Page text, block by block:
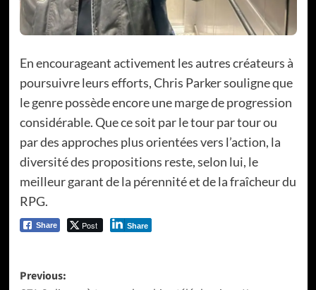
En encourageant activement les autres créateurs à
poursuivre leurs efforts, Chris Parker souligne que
le genre possède encore une marge de progression
considérable. Que ce soit par le tour par tour ou
par des approches plus orientées vers l’action, la
diversité des propositions reste, selon lui, le
meilleur garant de la pérennité et de la fraîcheur du
RPG.
Share Post Share
Post
Previous: